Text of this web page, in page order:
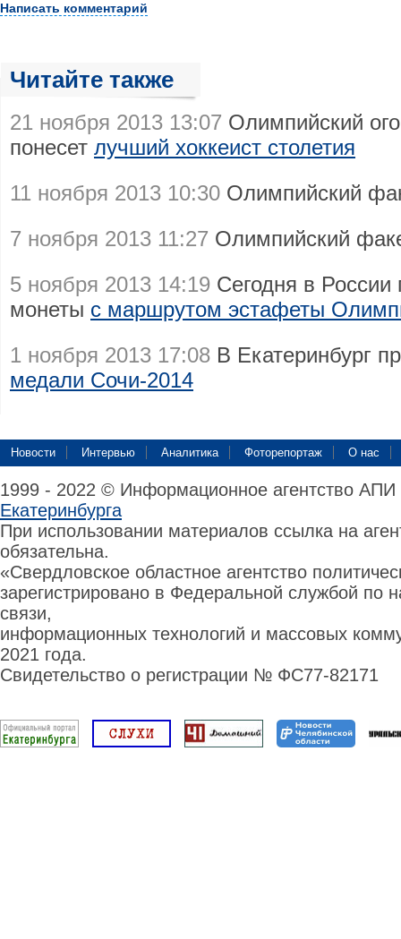
Написать комментарий
Читайте также
21 ноября 2013 13:07 Олимпийский
понесет лучший хоккеист столетия
11 ноября 2013 10:30 Олимпийский
7 ноября 2013 11:27 Олимпийский
5 ноября 2013 14:19 Сегодня в
монеты с маршрутом эстафеты
1 ноября 2013 17:08 В Екатеринбург
медали Сочи-2014
Новости Интервью Аналитика Фоторепортаж О нас
1999 - 2022 © Информационное агентство
Екатеринбурга
При использовании материалов ссылка на
обязательна.
«Свердловское областное агентство
зарегистрировано в Федеральной службой по
связи,
информационных технологий и массовых
2021 года.
Свидетельство о регистрации № ФС77-82171